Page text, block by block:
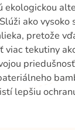
ekologickou
ako vysoko
pretože
tekutiny
lepšiu